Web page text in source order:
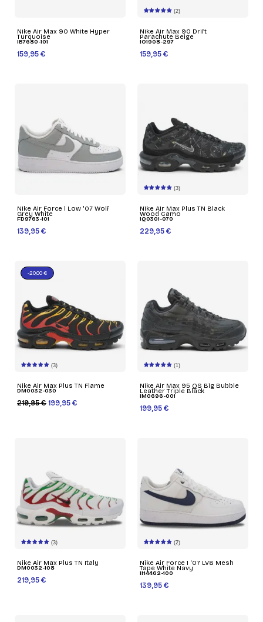
Nike Air Max 90 White Hyper
Turquoise
IB7680-101
159,95 €
(2)
Nike Air Max 90 Drift
Parachute Beige
IO1908-297
159,95 €
Nike Air Force 1 Low '07 Wolf
Grey White
FD9763-101
139,95 €
(3)
Nike Air Max Plus TN Black
Wood Camo
IQ0301-070
229,95 €
(3)
Nike Air Max Plus TN Flame
DM0032-030
219,95 € 199,95 €
-20,00 €
(1)
Nike Air Max 95 QS Big Bubble
Leather Triple Black
IM0696-001
199,95 €
(3)
Nike Air Max Plus TN Italy
DM0032-108
219,95 €
(2)
Nike Air Force 1 '07 LV8 Mesh
Tape White Navy
IH4462-100
139,95 €